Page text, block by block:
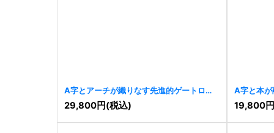
A字とアーチが織りなす先進的ゲートロゴ
[11268]
29,800円(税込)
A字と本が
[11265]
19,800円